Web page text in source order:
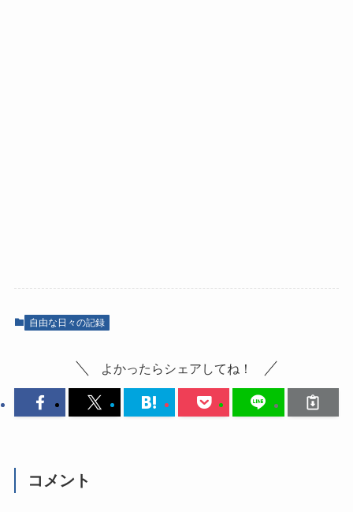
自由な日々の記録
よかったらシェアしてね！
コメント